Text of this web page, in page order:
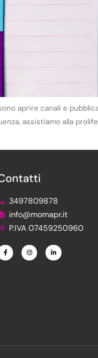
aprire canali e
assistiamo alla
3497809878
info@momapr.it
P.IVA 07459250960